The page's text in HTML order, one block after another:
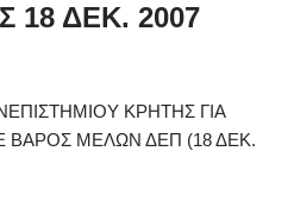
18 ΔΕΚ. 2007
ΚΡΗΤΗΣ ΓΙΑ
ΒΑΡΟΣ ΜΕΛΩΝ ΔΕΠ (18 ΔΕΚ.